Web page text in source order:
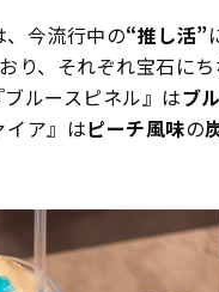
、今流行中の“推し活”
り、それぞれ宝石に
ルースピネル』はブ
イア』はピーチ風味の